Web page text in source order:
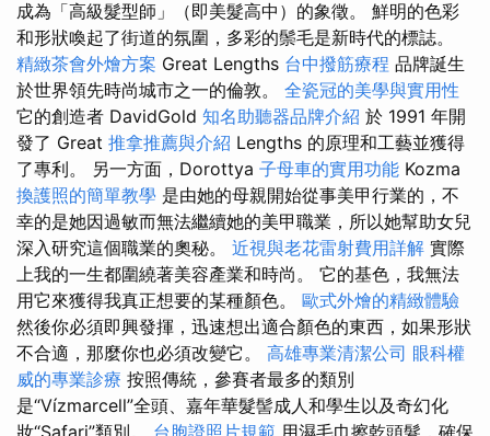
成為「高級髮型師」（即美髮高中）的象徵。 鮮明的色彩
和形狀喚起了街道的氛圍，多彩的鬃毛是新時代的標誌。
精緻茶會外燴方案 Great Lengths 台中撥筋療程 品牌誕生
於世界領先時尚城市之一的倫敦。 全瓷冠的美學與實用性
它的創造者 DavidGold 知名助聽器品牌介紹 於 1991 年開
發了 Great 推拿推薦與介紹 Lengths 的原理和工藝並獲得
了專利。 另一方面，Dorottya 子母車的實用功能 Kozma
換護照的簡單教學 是由她的母親開始從事美甲行業的，不
幸的是她因過敏而無法繼續她的美甲職業，所以她幫助女兒
深入研究這個職業的奧秘。 近視與老花雷射費用詳解 實際
上我的一生都圍繞著美容產業和時尚。 它的基色，我無法
用它來獲得我真正想要的某種顏色。 歐式外燴的精緻體驗
然後你必須即興發揮，迅速想出適合顏色的東西，如果形狀
不合適，那麼你也必須改變它。 高雄專業清潔公司 眼科權
威的專業診療 按照傳統，參賽者最多的類別
是“Vízmarcell”全頭、嘉年華髮髻成人和學生以及奇幻化
妝“Safari”類別。 台胞證照片規範 用濕毛巾擦乾頭髮，確保